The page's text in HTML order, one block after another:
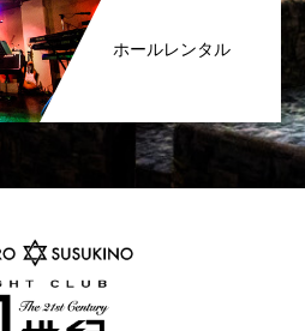
ホールレンタル